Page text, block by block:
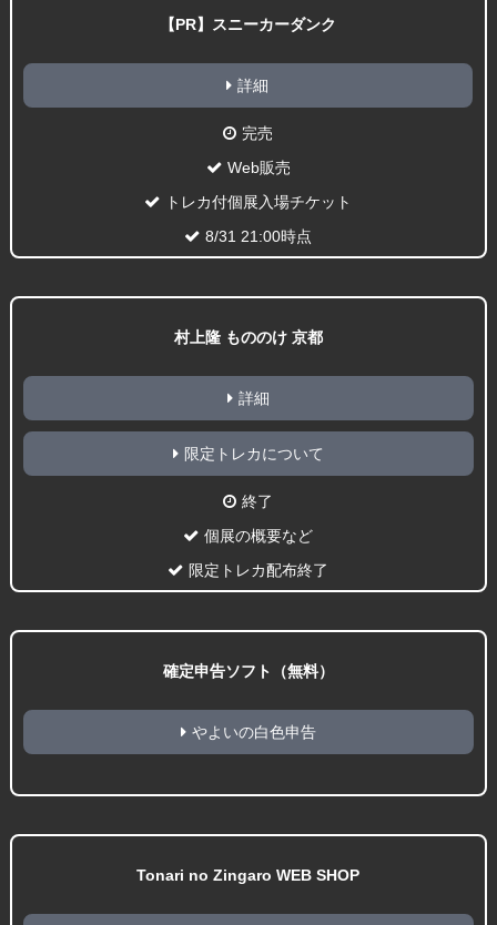
【PR】スニーカーダンク
詳細
完売
Web販売
トレカ付個展入場チケット
8/31 21:00時点
村上隆 もののけ 京都
詳細
限定トレカについて
終了
個展の概要など
限定トレカ配布終了
確定申告ソフト（無料）
やよいの白色申告
Tonari no Zingaro WEB SHOP